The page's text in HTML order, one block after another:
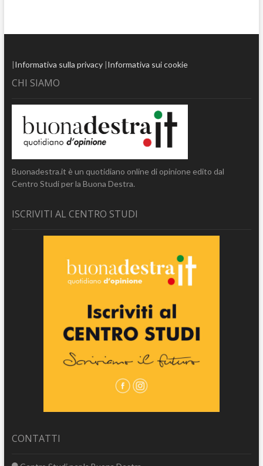
|Informativa sulla privacy|Informativa sui cookie
CHI SIAMO
Buonadestra.it è un quotidiano online di opinione edito dal
Centro Studi per la Buona Destra.
ISCRIVITI AL CENTRO STUDI
CONTATTI